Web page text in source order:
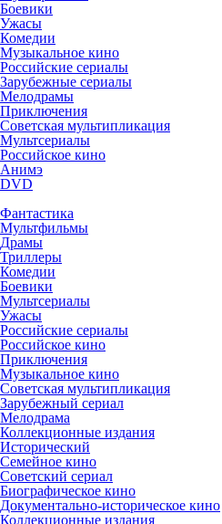
Боевики
Ужасы
Комедии
Музыкальное кино
Российские сериалы
Зарубежные сериалы
Мелодрамы
Приключения
Советская мультипликация
Мультсериалы
Российское кино
Анимэ
DVD
Фантастика
Мультфильмы
Драмы
Триллеры
Комедии
Боевики
Мультсериалы
Ужасы
Российские сериалы
Российское кино
Приключения
Музыкальное кино
Советская мультипликация
Зарубежный сериал
Мелодрама
Коллекционные издания
Исторический
Семейное кино
Советский сериал
Биографическое кино
Документально-историческое кино
Коллекционные издания